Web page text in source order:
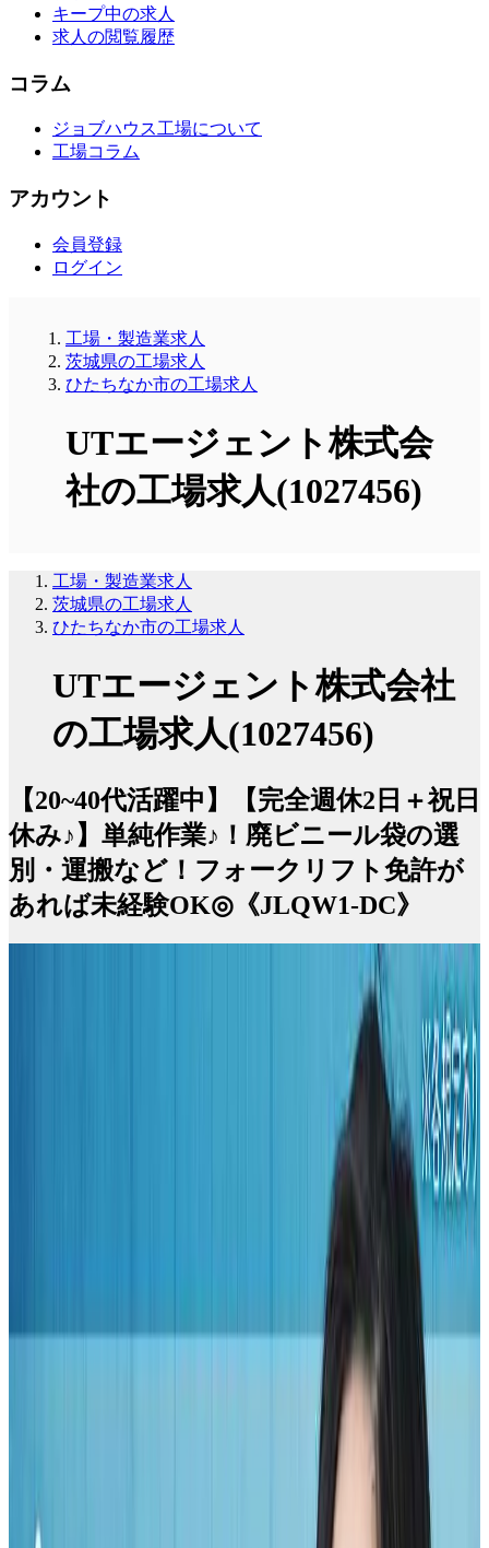
キープ中の求人
求人の閲覧履歴
コラム
ジョブハウス工場について
工場コラム
アカウント
会員登録
ログイン
工場・製造業求人
茨城県の工場求人
ひたちなか市の工場求人
UTエージェント株式会
社の工場求人(1027456)
工場・製造業求人
茨城県の工場求人
ひたちなか市の工場求人
UTエージェント株式会社
の工場求人(1027456)
【20~40代活躍中】【完全週休2日＋祝日
休み♪】単純作業♪！廃ビニール袋の選
別・運搬など！フォークリフト免許が
あれば未経験OK◎《JLQW1-DC》